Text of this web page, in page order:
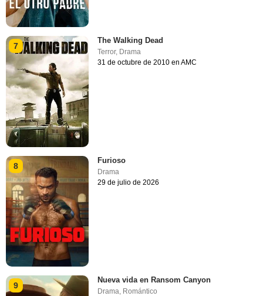
7
The Walking Dead
Terror, Drama
31 de octubre de 2010 en AMC
8
Furioso
Drama
29 de julio de 2026
9
Nueva vida en Ransom Canyon
Drama, Romántico